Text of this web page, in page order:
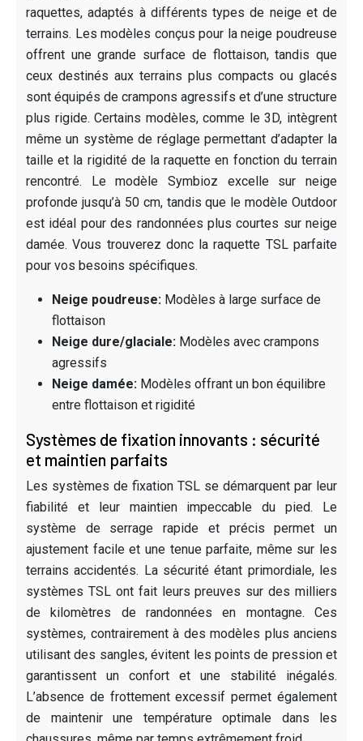
raquettes, adaptés à différents types de neige et de
terrains. Les modèles conçus pour la neige poudreuse
offrent une grande surface de flottaison, tandis que
ceux destinés aux terrains plus compacts ou glacés
sont équipés de crampons agressifs et d’une structure
plus rigide. Certains modèles, comme le 3D, intègrent
même un système de réglage permettant d’adapter la
taille et la rigidité de la raquette en fonction du terrain
rencontré. Le modèle Symbioz excelle sur neige
profonde jusqu’à 50 cm, tandis que le modèle Outdoor
est idéal pour des randonnées plus courtes sur neige
damée. Vous trouverez donc la raquette TSL parfaite
pour vos besoins spécifiques.
Neige poudreuse: Modèles à large surface de
flottaison
Neige dure/glaciale: Modèles avec crampons
agressifs
Neige damée: Modèles offrant un bon équilibre
entre flottaison et rigidité
Systèmes de fixation innovants : sécurité
et maintien parfaits
Les systèmes de fixation TSL se démarquent par leur
fiabilité et leur maintien impeccable du pied. Le
système de serrage rapide et précis permet un
ajustement facile et une tenue parfaite, même sur les
terrains accidentés. La sécurité étant primordiale, les
systèmes TSL ont fait leurs preuves sur des milliers
de kilomètres de randonnées en montagne. Ces
systèmes, contrairement à des modèles plus anciens
utilisant des sangles, évitent les points de pression et
garantissent un confort et une stabilité inégalés.
L’absence de frottement excessif permet également
de maintenir une température optimale dans les